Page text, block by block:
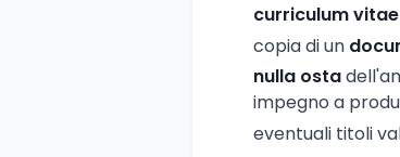
curriculum vitae
copia di un
nulla osta
impegno a
eventuali titoli